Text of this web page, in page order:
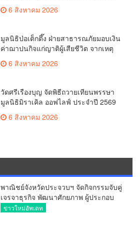
6 สิงหาคม 2026
มูลนิธิป่อเต็กตึ๊ง ฝ่ายสาธารณภัยมอบเงิน
ค่าฌาปนกิจแก่ญาติผู้เสียชีวิต จากเหตุ
20,000 บาท
6 สิงหาคม 2026
วัดศรีเรืองบุญ จัดพิธีถวายเทียนพรรษา
มูลนิธิมิราเคิล ออฟไลฟ์ ประจำปี 2569
พล.ต.ต.ศิริวัฒน์ ดีพอ ให้เกียรติเป็น
ประธาน
6 สิงหาคม 2026
พาณิชย์จังหวัดประจวบฯ จัดกิจกรรมจับคู่
เจรจาธุรกิจ พัฒนาศักยภาพ ผู้ประกอบ
การ ขยายช่องทางการค้า สู่การค้า
ข่าวใหม่อัพเดท